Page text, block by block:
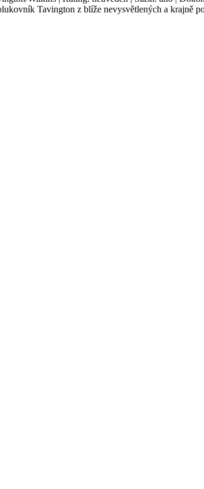
Tavington z blíže nevysvětlených a krajně